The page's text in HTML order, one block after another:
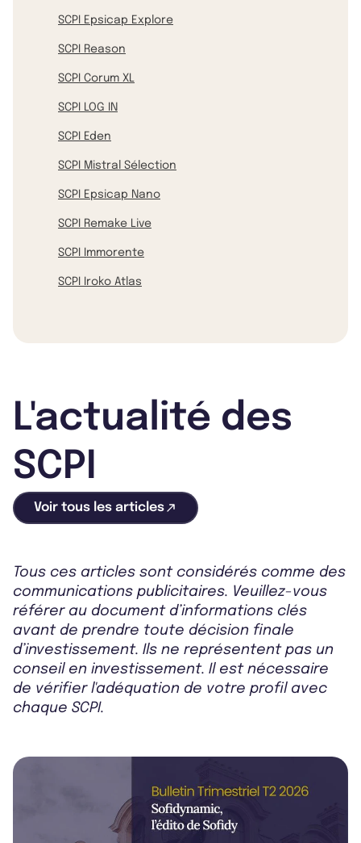
SCPI Epsicap Explore
SCPI Reason
SCPI Corum XL
SCPI LOG IN
SCPI Eden
SCPI Mistral Sélection
SCPI Epsicap Nano
SCPI Remake Live
SCPI Immorente
SCPI Iroko Atlas
L'actualité des
SCPI
Voir tous les articles
Tous ces articles sont considérés comme des
communications publicitaires. Veuillez-vous
référer au document d’informations clés
avant de prendre toute décision finale
d’investissement. Ils ne représentent pas un
conseil en investissement. Il est nécessaire
de vérifier l'adéquation de votre profil avec
chaque SCPI.